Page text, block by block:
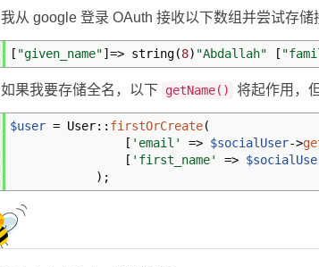
我从 google 登录 OAuth 接收以下数组并尝试存储
[ "given_name"] => string(8) "Abdallah" [
如果我要存储全名，以下 getName() 将起作用，
$user = User:: firstOrCreate(
[ 'email' => $socialUser->
[ 'first_name' =>
) ;